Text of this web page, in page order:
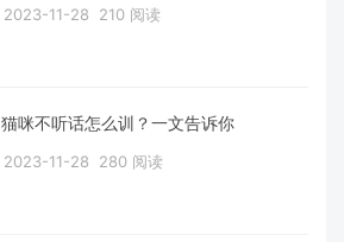
2023-11-28 210 阅读
猫咪不听话怎么训？一文告诉你
2023-11-28 280 阅读